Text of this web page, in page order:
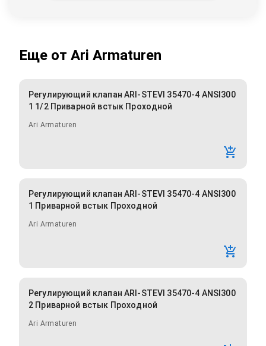
Еще от Ari Armaturen
Регулирующий клапан ARI-STEVI 35470-4 ANSI300
1 1/2 Приварной встык Проходной
Ari Armaturen
Регулирующий клапан ARI-STEVI 35470-4 ANSI300
1 Приварной встык Проходной
Ari Armaturen
Регулирующий клапан ARI-STEVI 35470-4 ANSI300
2 Приварной встык Проходной
Ari Armaturen